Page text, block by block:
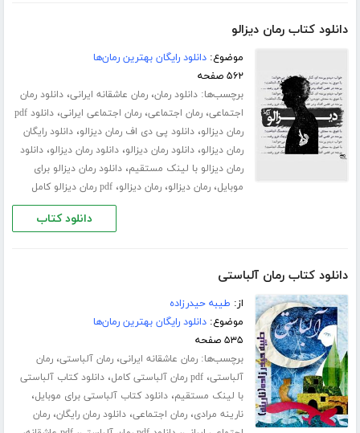
دانلود کتاب رمان دیزالو
موضوع:دانلود رایگان بهترین رمان‌ها
۵۶۲ صفحه
برچسب‌ها:دانلود رمان،رمان عاشقانه ایرانی،دانلود رمان
اجتماعی،رمان اجتماعی،رمان اجتماعی ایرانی،
دانلود pdf
رمان دیزالو،دانلود پی دی اف رمان دیزالو،دانلود رایگان
رمان دیزالو،دانلود رمان دیزالو،دانلود رمان دیزالو،دانلود
رمان دیزالو با لینک مستقیم،دانلود رمان دیزالو برای
موبایل،رمان دیزالو،رمان دیزالو،pdf رمان دیزالو کامل
دانلود کتاب
دانلود کتاب رمان آلباستی
از: طیبه حیدرزاده
موضوع:دانلود رایگان بهترین رمان‌ها
۵۳۵ صفحه
برچسب‌ها:رمان عاشقانه ایرانی،رمان آلباستی،رمان
آلباستی،pdf رمان آلباستی کامل ،دانلود کتاب آلباستی
با لینک مستقیم،دانلود کتاب آلباستی برای موبایل،
نارینه مرادی،رمان اجتماعی،دانلود رمان رایگان،رمان